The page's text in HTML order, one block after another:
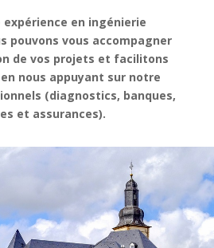
en ingénierie
pouvons vous accompagner
de vos projets et facilitons
nous appuyant sur notre
(diagnostics, banques,
et assurances).